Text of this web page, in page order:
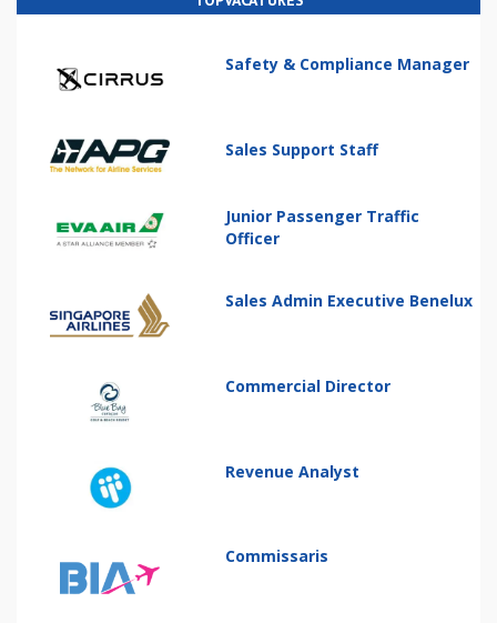
Safety & Compliance Manager
Sales Support Staff
Junior Passenger Traffic
Officer
Sales Admin Executive Benelux
Commercial Director
Revenue Analyst
Commissaris